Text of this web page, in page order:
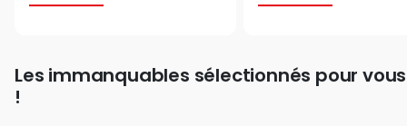
Les immanquables sélectionnés pour vous
!